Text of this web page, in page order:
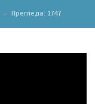
Прегледа: 1747